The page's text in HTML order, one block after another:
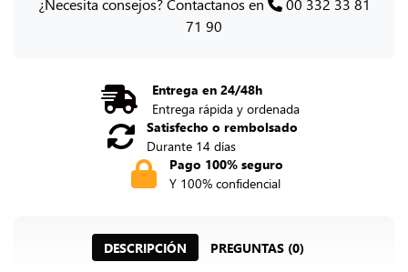
¿Necesita consejos? Contactanos en
00 332 33 81
71 90
Entrega en 24/48h
Entrega rápida y ordenada
Satisfecho o rembolsado
Durante 14 días
Pago 100% seguro
Y 100% confidencial
DESCRIPCIÓN PREGUNTAS (0)